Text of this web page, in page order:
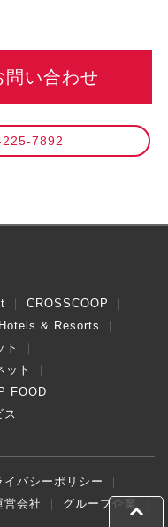
い合わせ
7892
CROSSCOOP
& Resorts
ト
ット
FOOD
ス
イバシーポリシー
営会社 グループ企業